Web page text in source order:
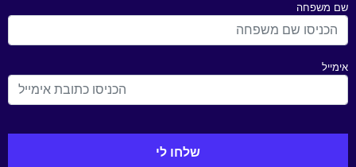
שם משפחה
אימייל